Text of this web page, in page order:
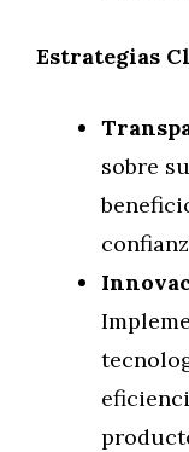
Estrategias
sobre